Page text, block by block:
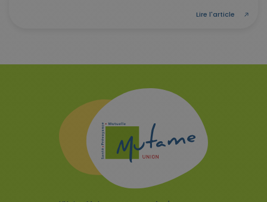
Lire l'article